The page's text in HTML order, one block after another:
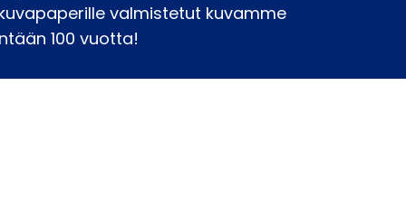
valmistetut kuvamme
100 vuotta!